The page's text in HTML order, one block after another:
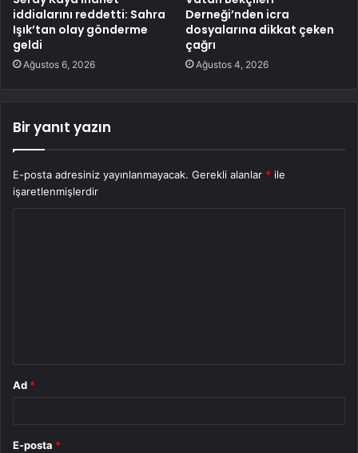
iddialarını reddetti: Sahra
Işık’tan olay gönderme
geldi
Ağustos 6, 2026
Derneği’nden icra
dosyalarına dikkat çeken
çağrı
Ağustos 4, 2026
Bir yanıt yazın
E-posta adresiniz yayınlanmayacak. Gerekli alanlar * ile
işaretlenmişlerdir
Ad *
E-posta *